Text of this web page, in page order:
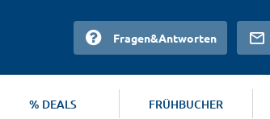
Fragen&Antworten
% DEALS FRÜHBUCHER